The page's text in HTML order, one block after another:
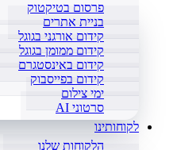
פרסום בטיקטוק
בניית אתרים
קידום אורגני בגוגל
קידום ממומן בגוגל
קידום באינסטגרם
קידום בפייסבוק
ימי צילום
סרטוני AI
לקוחותינו
הלקוחות שלנו